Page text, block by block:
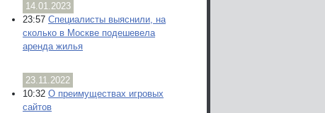
14.01.2023
23:57 Специалисты выяснили, на
сколько в Москве подешевела
аренда жилья
23.11.2022
10:32 О преимуществах игровых
сайтов